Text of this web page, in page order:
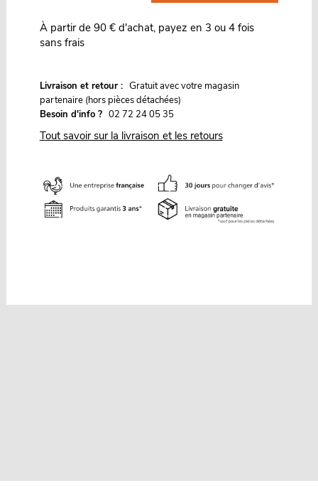
À partir de 90 € d'achat, payez en 3 ou 4 fois
sans frais
Livraison et retour : Gratuit avec votre magasin
partenaire (hors pièces détachées)
Besoin d'info ? 02 72 24 05 35
Tout savoir sur la livraison et les retours